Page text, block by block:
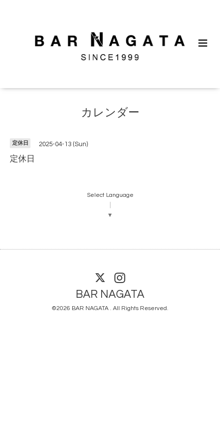
カレンダー
定休日 2025-04-13 (Sun)
定休日
Select Language
▼
BAR NAGATA
©2026 BAR NAGATA . All Rights Reserved.